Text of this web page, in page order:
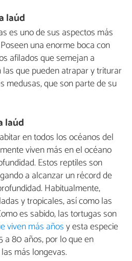
laúd
es uno de sus aspectos más
una enorme boca con
afilados que semejan a
que pueden atrapar y triturar
medusas, que son parte de su
laúd
en todos los océanos del
viven más en el océano
Estos reptiles son
a alcanzar un récord de
Habitualmente,
y tropicales, así como las
es sabido, las tortugas son
viven más añosy esta especie
a 80 años, por lo que en
más longevas.